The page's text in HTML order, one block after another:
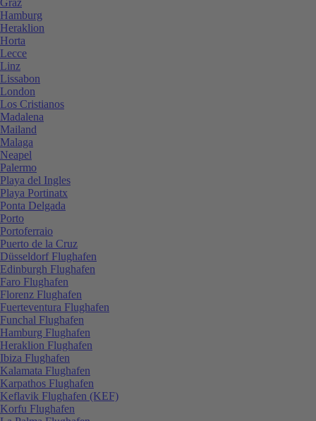
Hamburg
Heraklion
Horta
Lecce
Linz
Lissabon
London
Los Cristianos
Madalena
Mailand
Malaga
Neapel
Palermo
Playa del Ingles
Playa Portinatx
Ponta Delgada
Porto
Portoferraio
Puerto de la Cruz
Düsseldorf Flughafen
Edinburgh Flughafen
Faro Flughafen
Florenz Flughafen
Fuerteventura Flughafen
Funchal Flughafen
Hamburg Flughafen
Heraklion Flughafen
Ibiza Flughafen
Kalamata Flughafen
Karpathos Flughafen
Keflavik Flughafen (KEF)
Korfu Flughafen